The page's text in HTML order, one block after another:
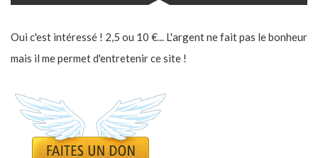
Oui c'est intéressé ! 2,5 ou 10 €... L'argent ne fait pas le bonheur
mais il me permet d'entretenir ce site !